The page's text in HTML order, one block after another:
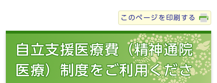
このページを印刷する
自立支援医療費（精神通院
医療）制度をご利用くださ